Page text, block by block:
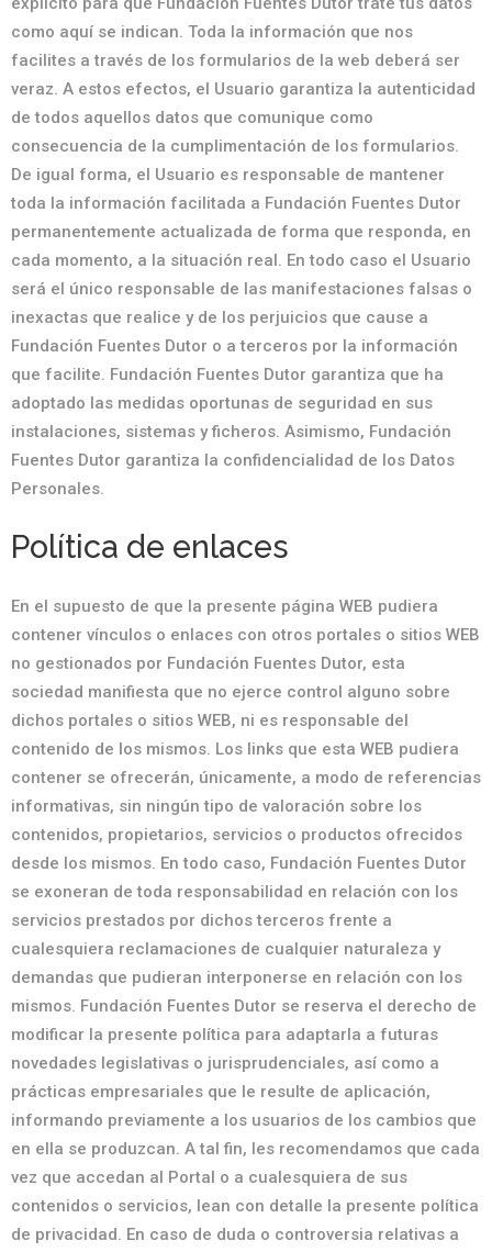
como aquí se indican. Toda la información que nos
facilites a través de los formularios de la web deberá ser
veraz. A estos efectos, el Usuario garantiza la autenticidad
de todos aquellos datos que comunique como
consecuencia de la cumplimentación de los formularios.
De igual forma, el Usuario es responsable de mantener
toda la información facilitada a Fundación Fuentes Dutor
permanentemente actualizada de forma que responda, en
cada momento, a la situación real. En todo caso el Usuario
será el único responsable de las manifestaciones falsas o
inexactas que realice y de los perjuicios que cause a
Fundación Fuentes Dutor o a terceros por la información
que facilite. Fundación Fuentes Dutor garantiza que ha
adoptado las medidas oportunas de seguridad en sus
instalaciones, sistemas y ficheros. Asimismo, Fundación
Fuentes Dutor garantiza la confidencialidad de los Datos
Personales.
Política de enlaces
En el supuesto de que la presente página WEB pudiera
contener vínculos o enlaces con otros portales o sitios WEB
no gestionados por Fundación Fuentes Dutor, esta
sociedad manifiesta que no ejerce control alguno sobre
dichos portales o sitios WEB, ni es responsable del
contenido de los mismos. Los links que esta WEB pudiera
contener se ofrecerán, únicamente, a modo de referencias
informativas, sin ningún tipo de valoración sobre los
contenidos, propietarios, servicios o productos ofrecidos
desde los mismos. En todo caso, Fundación Fuentes Dutor
se exoneran de toda responsabilidad en relación con los
servicios prestados por dichos terceros frente a
cualesquiera reclamaciones de cualquier naturaleza y
demandas que pudieran interponerse en relación con los
mismos. Fundación Fuentes Dutor se reserva el derecho de
modificar la presente política para adaptarla a futuras
novedades legislativas o jurisprudenciales, así como a
prácticas empresariales que le resulte de aplicación,
informando previamente a los usuarios de los cambios que
en ella se produzcan. A tal fin, les recomendamos que cada
vez que accedan al Portal o a cualesquiera de sus
contenidos o servicios, lean con detalle la presente política
de privacidad. En caso de duda o controversia relativas a